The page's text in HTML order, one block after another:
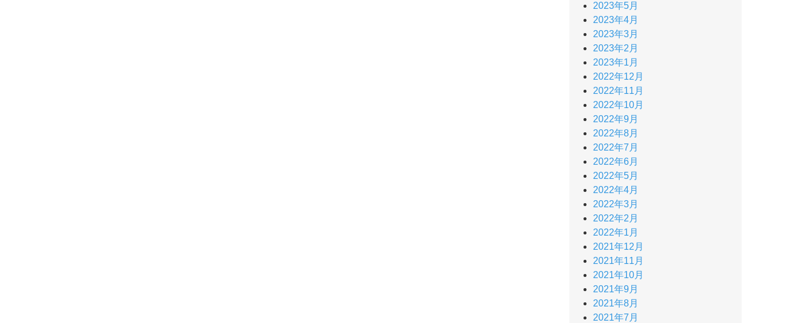
2023年5月
2023年4月
2023年3月
2023年2月
2023年1月
2022年12月
2022年11月
2022年10月
2022年9月
2022年8月
2022年7月
2022年6月
2022年5月
2022年4月
2022年3月
2022年2月
2022年1月
2021年12月
2021年11月
2021年10月
2021年9月
2021年8月
2021年7月